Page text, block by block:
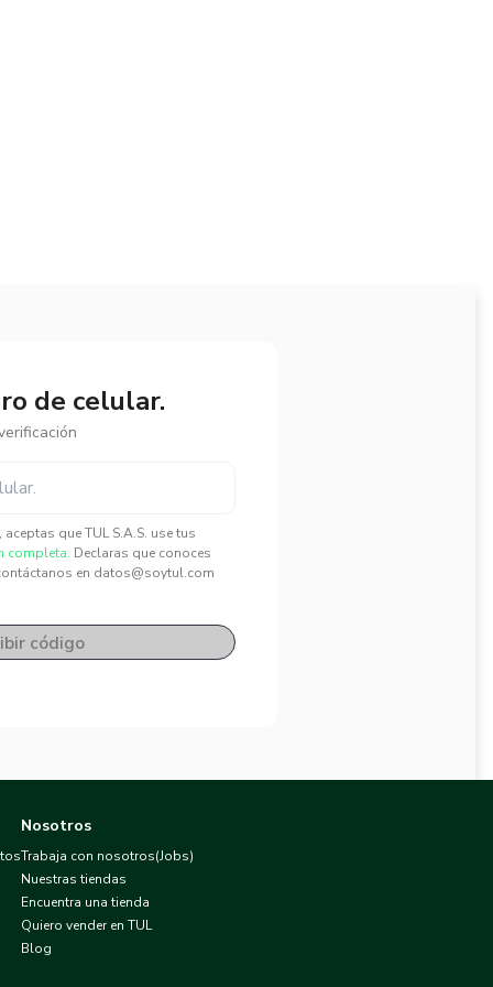
de celular.
que TUL S.A.S. use tus
completa. Declaras que conoces
en datos@soytul.com
código
Nosotros
Trabaja con nosotros(Jobs)
Nuestras tiendas
Encuentra una tienda
Quiero vender en TUL
Blog